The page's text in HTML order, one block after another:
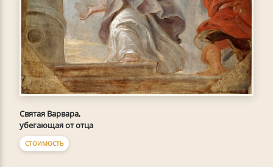
Святая Варвара,
убегающая от отца
СТОИМОСТЬ